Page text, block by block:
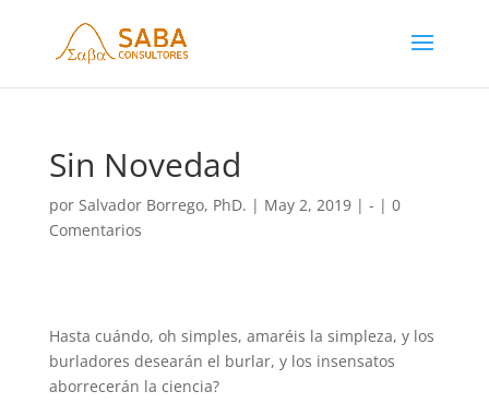
Sin Novedad
por Salvador Borrego, PhD. | May 2, 2019| - | 0
Comentarios
Hasta cuándo, oh simples, amaréis la simpleza, y los
burladores desearán el burlar, y los insensatos
aborrecerán la ciencia?